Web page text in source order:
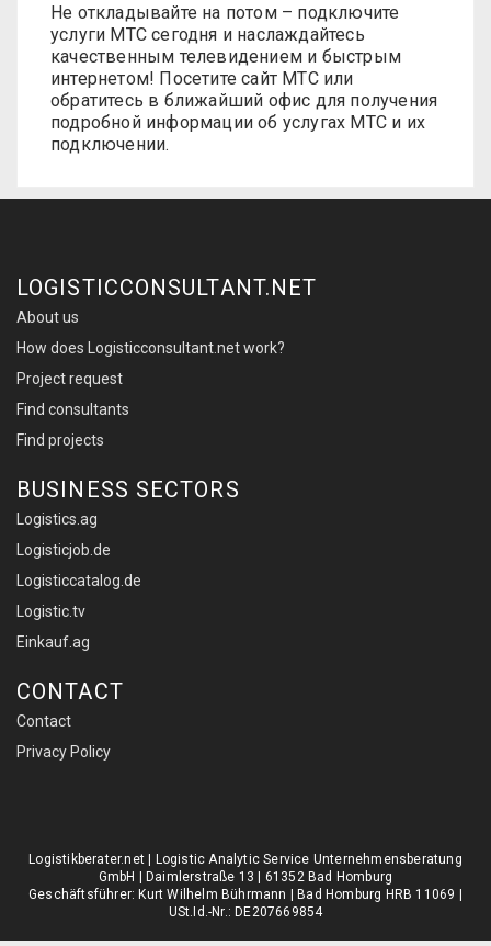
Не откладывайте на потом – подключите
услуги МТС сегодня и наслаждайтесь
качественным телевидением и быстрым
интернетом! Посетите сайт МТС или
обратитесь в ближайший офис для получения
подробной информации об услугах МТС и их
подключении.
LOGISTICCONSULTANT.NET
About us
How does Logisticconsultant.net work?
Project request
Find consultants
Find projects
BUSINESS SECTORS
Logistics.ag
Logisticjob.de
Logisticcatalog.de
Logistic.tv
Einkauf.ag
CONTACT
Contact
Privacy Policy
Logistikberater.net | Logistic Analytic Service Unternehmensberatung
GmbH | Daimlerstraße 13 | 61352 Bad Homburg
Geschäftsführer: Kurt Wilhelm Bührmann | Bad Homburg HRB 11069 |
USt.Id.-Nr.: DE207669854